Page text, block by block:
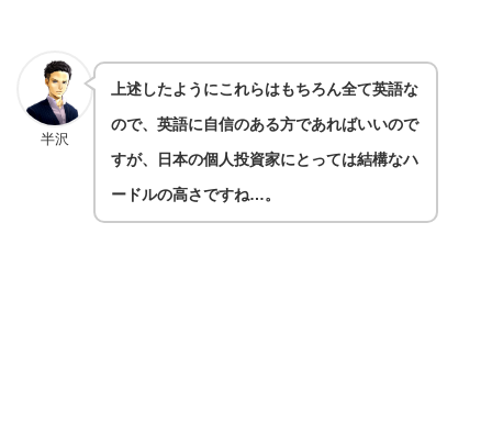
半沢
上述したようにこれらはもちろん全て英語な
ので、英語に自信のある方であればいいので
すが、日本の個人投資家にとっては結構なハ
ードルの高さですね…。